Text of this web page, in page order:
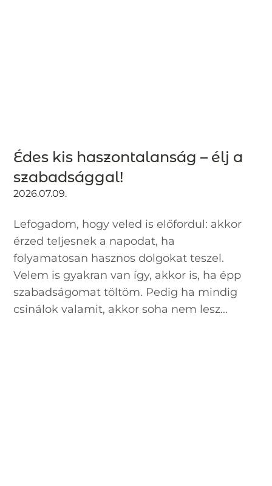
Édes kis haszontalanság – élj a
szabadsággal!
2026.07.09.
Lefogadom, hogy veled is előfordul: akkor
érzed teljesnek a napodat, ha
folyamatosan hasznos dolgokat teszel.
Velem is gyakran van így, akkor is, ha épp
szabadságomat töltöm. Pedig ha mindig
csinálok valamit, akkor soha nem lesz...